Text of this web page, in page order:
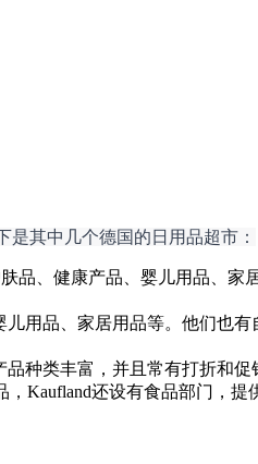
其中几个德国的日用品超市：
品、健康产品、婴儿用品、家
用品、家居用品等。他们也有
种类丰富，并且常有打折和促
Kaufland还设有食品部门，提